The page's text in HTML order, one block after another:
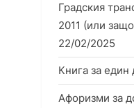
Градския
2011 (или
22/02/2025
Книга за един
Афоризми за